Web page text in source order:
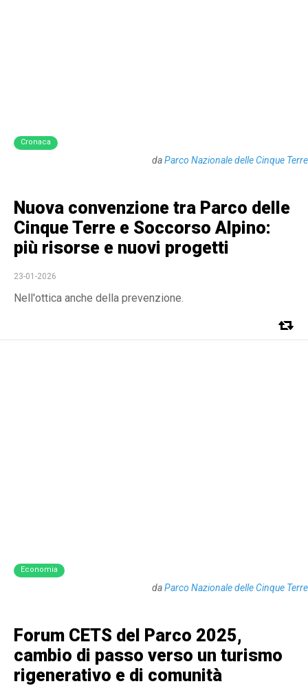
Cronaca
daParco Nazionale delle Cinque Terre
Nuova convenzione tra Parco delle
Cinque Terre e Soccorso Alpino:
più risorse e nuovi progetti
23-01-2026
Nell'ottica anche della prevenzione.
Economia
daParco Nazionale delle Cinque Terre
Forum CETS del Parco 2025,
cambio di passo verso un turismo
rigenerativo e di comunità